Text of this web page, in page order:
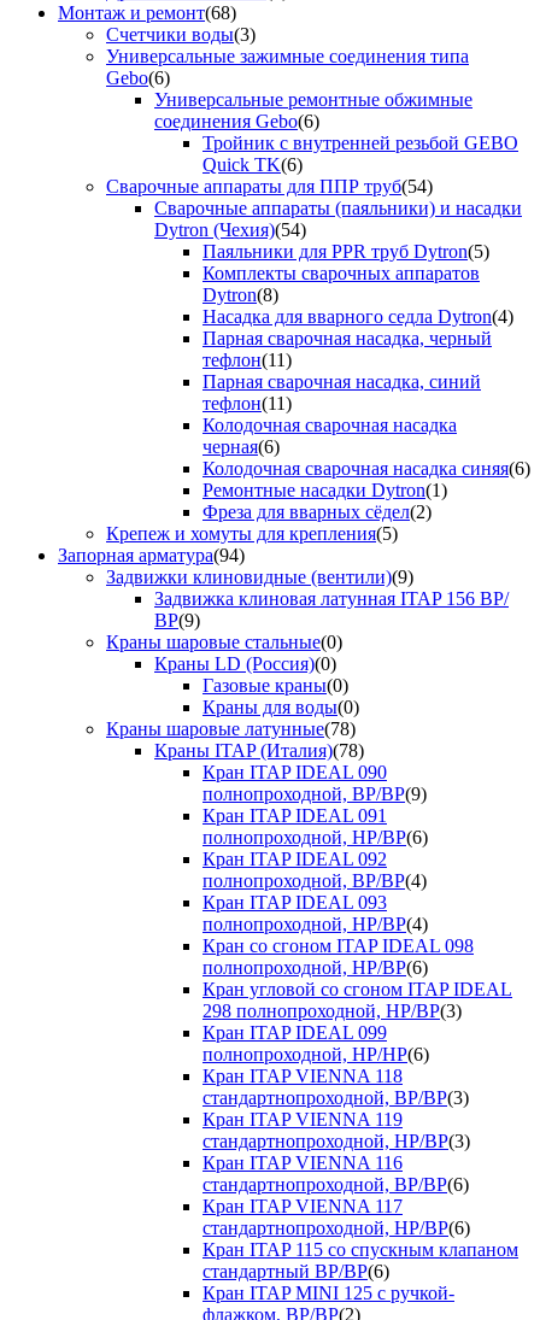
Монтаж и ремонт(68)
Счетчики воды(3)
Универсальные зажимные соединения типа
Gebo(6)
Универсальные ремонтные обжимные
соединения Gebo(6)
Тройник с внутренней резьбой GEBO
Quick TK(6)
Сварочные аппараты для ППР труб(54)
Сварочные аппараты (паяльники) и насадки
Dytron (Чехия)(54)
Паяльники для PPR труб Dytron(5)
Комплекты сварочных аппаратов
Dytron(8)
Насадка для вварного седла Dytron(4)
Парная сварочная насадка, черный
тефлон(11)
Парная сварочная насадка, синий
тефлон(11)
Колодочная сварочная насадка
черная(6)
Колодочная сварочная насадка синяя(6)
Ремонтные насадки Dytron(1)
Фреза для вварных сёдел(2)
Крепеж и хомуты для крепления(5)
Запорная арматура(94)
Задвижки клиновидные (вентили)(9)
Задвижка клиновая латунная ITAP 156 ВР/
ВР(9)
Краны шаровые стальные(0)
Краны LD (Россия)(0)
Газовые краны(0)
Краны для воды(0)
Краны шаровые латунные(78)
Краны ITAP (Италия)(78)
Кран ITAP IDEAL 090
полнопроходной, ВР/ВР(9)
Кран ITAP IDEAL 091
полнопроходной, НР/ВР(6)
Кран ITAP IDEAL 092
полнопроходной, ВР/ВР(4)
Кран ITAP IDEAL 093
полнопроходной, НР/ВР(4)
Кран со сгоном ITAP IDEAL 098
полнопроходной, НР/ВР(6)
Кран угловой со сгоном ITAP IDEAL
298 полнопроходной, НР/ВР(3)
Кран ITAP IDEAL 099
полнопроходной, НР/НР(6)
Кран ITAP VIENNA 118
стандартнопроходной, ВР/ВР(3)
Кран ITAP VIENNA 119
стандартнопроходной, НР/ВР(3)
Кран ITAP VIENNA 116
стандартнопроходной, ВР/ВР(6)
Кран ITAP VIENNA 117
стандартнопроходной, НР/ВР(6)
Кран ITAP 115 со спускным клапаном
стандартный ВР/ВР(6)
Кран ITAP MINI 125 с ручкой-
флажком, ВР/ВР(2)